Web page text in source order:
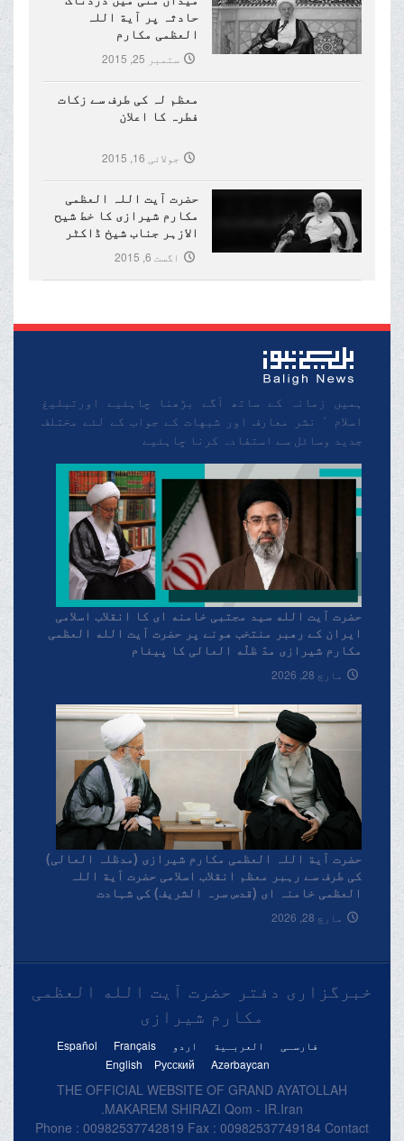
حادثہ پر آیة اللہ
العظمی مکارم
شیرازی(مدظلہ)کا تعزیتی
پیغام
ستمبر 25, 2015
معظم لہ کی طرف سے زکات
فطرہ کا اعلان
جولائی 16, 2015
حضرت آیت اللہ العظمی
مکارم شیرازی کا خط شیح
الازہر جناب شیخ ڈاکٹر
احمد طیب کے نام
اگست 6, 2015
ہمیں زمانہ کے ساتھ آگے بڑھنا چاہئیے اورتبلیغ
اسلام ٬ نشر معارف اور شبهات کے جواب کے لئے مختلف
جدید وسائل سے استفادہ کرنا چاہئیے
حضرت آیت الله سید مجتبی خامنه ای کا انقلاب اسلامی
ایران کے رهبر منتخب هونے پر حضرت آیت الله العظمی
مکارم شیرازی مدّ ظلّه العالی کا پیغام
مارچ 28, 2026
حضرت آیة اللہ العظمی مکارم شیرازی (مدظلہ العالی)
کی طرف سے رہبر معظم انقلاب اسلامی حضرت آیة اللہ
العظمی خامنہ ای (قدس سرہ الشریف) کی شہادت
پرتعزیتی پیغام۔
مارچ 28, 2026
خبرگزاری دفتر حضرت آیت الله العظمی
مکارم شیرازی
فارسـی العربـیة اردو Français
Español
Azərbaycan
Русский
English
THE OFFICIAL WEBSITE OF GRAND AYATOLLAH
MAKAREM SHIRAZI Qom - IR.Iran.
Phone : 00982537742819 Fax : 00982537749184 Contact